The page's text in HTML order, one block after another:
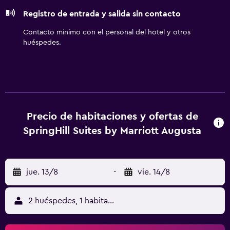
escritorio y sillas de oficina, además de teléfono; se
ofrecen llamadas locales gratuitas (pueden existir
restricciones). Las habitaciones también incluyen tabla de
esparcimiento en este hotel incluyen gimnasio abierto las
Registro de entrada y salida sin contacto
Contacto mínimo con el personal del hotel y otros
huéspedes.
Precio de habitaciones y ofertas de
SpringHill Suites by Marriott Augusta
jue. 13/8 - vie. 14/8
2 huéspedes, 1 habitación